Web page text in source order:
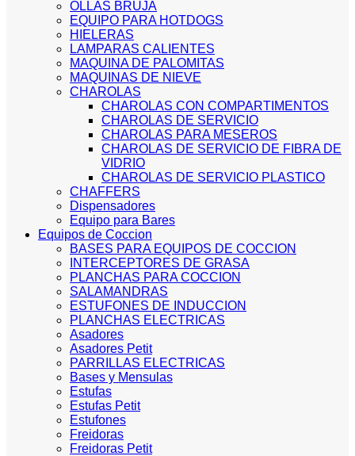
OLLAS BRUJA
EQUIPO PARA HOTDOGS
HIELERAS
LAMPARAS CALIENTES
MAQUINA DE PALOMITAS
MAQUINAS DE NIEVE
CHAROLAS
CHAROLAS CON COMPARTIMENTOS
CHAROLAS DE SERVICIO
CHAROLAS PARA MESEROS
CHAROLAS DE SERVICIO DE FIBRA DE
VIDRIO
CHAROLAS DE SERVICIO PLASTICO
CHAFFERS
Dispensadores
Equipo para Bares
Equipos de Coccion
BASES PARA EQUIPOS DE COCCION
INTERCEPTORES DE GRASA
PLANCHAS PARA COCCION
SALAMANDRAS
ESTUFONES DE INDUCCION
PLANCHAS ELECTRICAS
Asadores
Asadores Petit
PARRILLAS ELECTRICAS
Bases y Mensulas
Estufas
Estufas Petit
Estufones
Freidoras
Freidoras Petit